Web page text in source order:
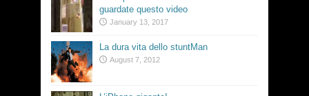
guardate questo video
January 13, 2017
La dura vita dello stuntMan
August 7, 2012